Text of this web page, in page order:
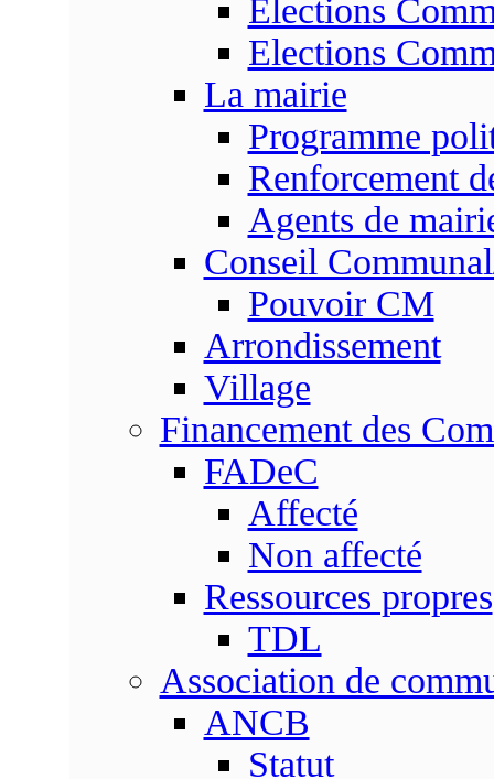
Elections
Elections
La mairie
Programme
Renforcement
Agents de
Conseil
Pouvoir CM
Arrondissement
Village
Financement des
FADeC
Affecté
Non affecté
Ressources propres
TDL
Association de
ANCB
Statut